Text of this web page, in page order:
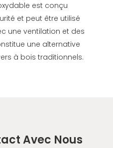
est conçu
et peut être utilisé
une ventilation et des
une alternative
à bois traditionnels.
Avec Nous